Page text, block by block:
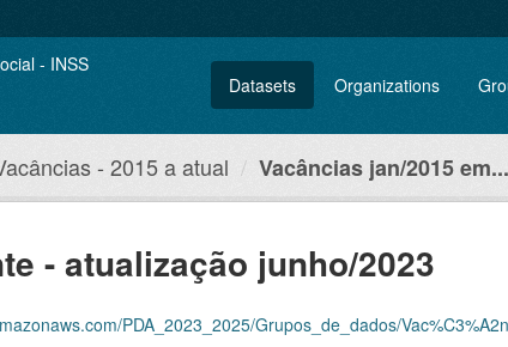
Datasets Organizations
- 2015 a atual Vacâncias jan/2015 em...
- atualização junho/2023
PDA_2023_2025/Grupos_de_dados/Vac%C3%A2ncias+-